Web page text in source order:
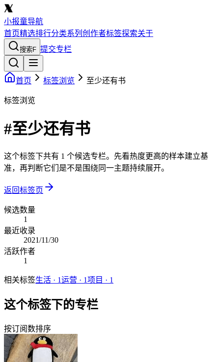
小报童导航
首页精选排行分类系列 创作者标签探索关于
搜索F 提交专栏
首页 标签浏览 至少还有书
标签浏览
#至少还有书
这个标签下共有 1 个候选专栏。先看热度更高的样本建立基
准，再判断它们是不是围绕同一主题持续展开。
返回标签页
候选数量
1
最近收录
2021/11/30
活跃作者
1
相关标签生活 · 1运营 · 1项目 · 1
这个标签下的专栏
按订阅数排序